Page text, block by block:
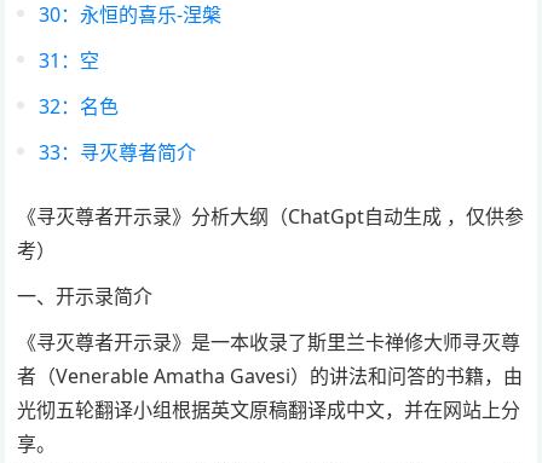
30：永恒的喜乐-涅槃
31：空
32：名色
33：寻灭尊者简介
《寻灭尊者开示录》分析大纲（ChatGpt自动生成 ，仅供参
考）
一、开示录简介
《寻灭尊者开示录》是一本收录了斯里兰卡禅修大师寻灭尊
者（Venerable Amatha Gavesi）的讲法和问答的书籍，由
光彻五轮翻译小组根据英文原稿翻译成中文，并在网站上分
享。